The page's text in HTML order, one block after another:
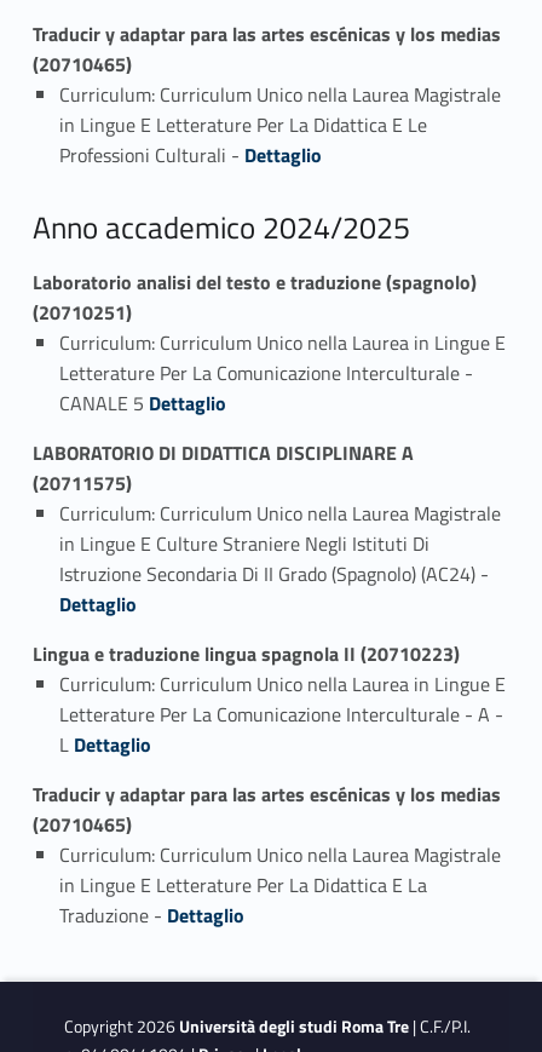
Traducir y adaptar para las artes escénicas y los medias
(20710465)
Curriculum: Curriculum Unico nella Laurea Magistrale
in Lingue E Letterature Per La Didattica E Le
Professioni Culturali - Link identifier #identifier_person_107144-1
Dettaglio
Anno accademico 2024/2025
Laboratorio analisi del testo e traduzione (spagnolo)
(20710251)
Curriculum: Curriculum Unico nella Laurea in Lingue E
Letterature Per La Comunicazione Interculturale -
CANALE 5 Link identifier #identifier_person_82741-1
Dettaglio
LABORATORIO DI DIDATTICA DISCIPLINARE A
(20711575)
Curriculum: Curriculum Unico nella Laurea Magistrale
in Lingue E Culture Straniere Negli Istituti Di
Istruzione Secondaria Di II Grado (Spagnolo) (AC24) -
Dettaglio
Lingua e traduzione lingua spagnola II (20710223)
Curriculum: Curriculum Unico nella Laurea in Lingue E
Letterature Per La Comunicazione Interculturale - A -
L Link identifier #identifier_person_150872-1
Dettaglio
Traducir y adaptar para las artes escénicas y los medias
(20710465)
Curriculum: Curriculum Unico nella Laurea Magistrale
in Lingue E Letterature Per La Didattica E La
Traduzione - Link identifier #identifier_person_24568-1
Dettaglio
Copyright 2026Università degli studi Roma Tre| C.F./P.I.